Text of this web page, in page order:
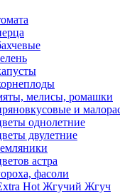
мелисы, ромашки
и
однолетние
двулетние
астра
фасоли
Hot Жгучий Жгуч